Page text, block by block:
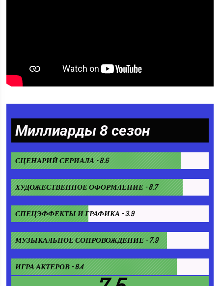
Миллиарды 8 сезон
СЦЕНАРИЙ СЕРИАЛА - 8.6
ХУДОЖЕСТВЕННОЕ ОФОРМЛЕНИЕ - 8.7
СПЕЦЭФФЕКТЫ И ГРАФИКА - 3.9
МУЗЫКАЛЬНОЕ СОПРОВОЖДЕНИЕ - 7.9
ИГРА АКТЕРОВ - 8.4